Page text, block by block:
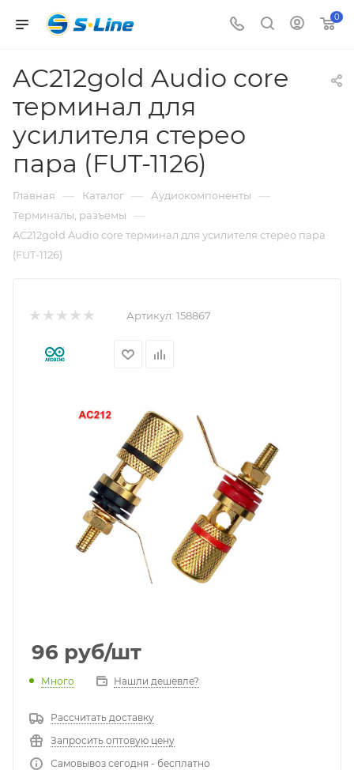
0
AC212gold Audio core
терминал для
усилителя стерео
пара (FUT-1126)
Главная — Каталог — Аудиокомпоненты —
Терминалы, разъемы —
AC212gold Audio core терминал для усилителя стерео пара
(FUT-1126)
Артикул: 158867
96 руб/шт
Много Нашли дешевле?
Рассчитать доставку
Запросить оптовую цену
Самовывоз сегодня - бесплатно